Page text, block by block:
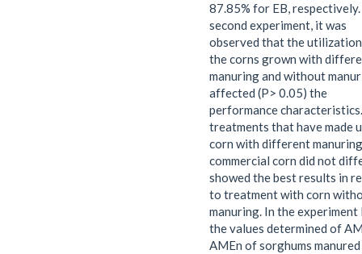
87.85% for EB,
second experiment, it was
observed that the
the corns grown with
manuring and without
affected (P> 0.05) the
performance
treatments that have made
corn with different
commercial corn did not
showed the best results in
to treatment with corn
manuring. In the experiment
the values determined of
AMEn of sorghums